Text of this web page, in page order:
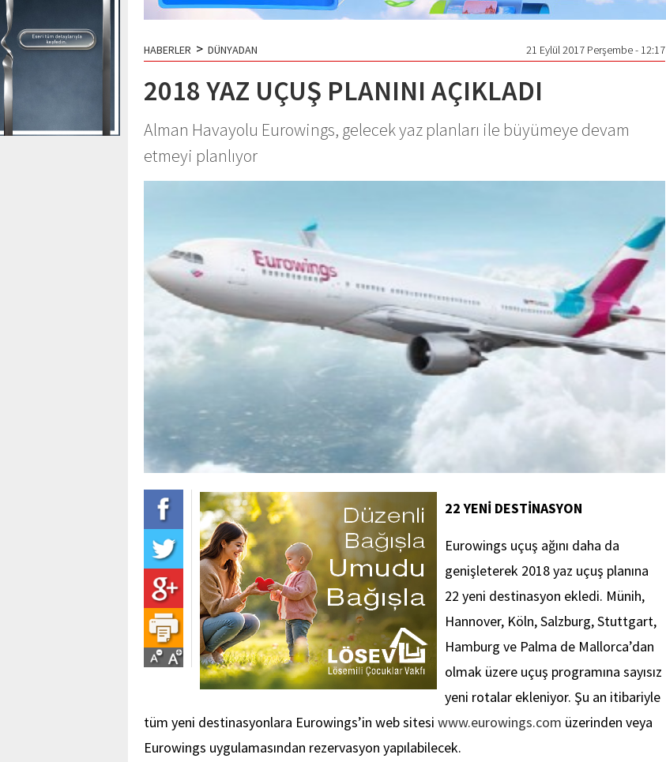
HABERLER > DÜNYADAN 21 Eylül 2017 Perşembe - 12:17
2018 YAZ UÇUŞ PLANINI AÇIKLADI
Alman Havayolu Eurowings, gelecek yaz planları ile büyümeye devam
etmeyi planlıyor
22 YENİ DESTİNASYON
Eurowings uçuş ağını daha da
genişleterek 2018 yaz uçuş planına
22 yeni destinasyon ekledi. Münih,
Hannover, Köln, Salzburg, Stuttgart,
Hamburg ve Palma de Mallorca’dan
olmak üzere uçuş programına sayısız
yeni rotalar ekleniyor. Şu an itibariyle
tüm yeni destinasyonlara Eurowings’in web sitesi www.eurowings.com üzerinden veya
Eurowings uygulamasından rezervasyon yapılabilecek.